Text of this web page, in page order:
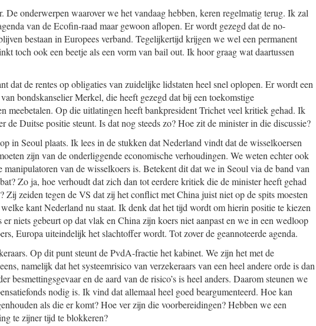
De onderwerpen waarover we het vandaag hebben, keren regelmatig terug. Ik zal
van de Ecofin-raad maar gewoon aflopen. Er wordt gezegd dat de no-
bestaan in Europees verband. Tegelijkertijd krijgen we wel een permanent
toch ook een beetje als een vorm van bail out. Ik hoor graag wat daartussen
dat de rentes op obligaties van zuidelijke lidstaten heel snel oplopen. Er wordt een
bondskanselier Merkel, die heeft gezegd dat bij een toekomstige
meebetalen. Op die uitlatingen heeft bankpresident Trichet veel kritiek gehad. Ik
de Duitse positie steunt. Is dat nog steeds zo? Hoe zit de minister in die discussie?
in Seoul plaats. Ik lees in de stukken dat Nederland vindt dat de wisselkoersen
zijn van de onderliggende economische verhoudingen. We weten echter ook
manipulatoren van de wisselkoers is. Betekent dit dat we in Seoul via de band van
Zo ja, hoe verhoudt dat zich dan tot eerdere kritiek die de minister heeft gehad
Zij zeiden tegen de VS dat zij het conflict met China juist niet op de spits moesten
kant Nederland nu staat. Ik denk dat het tijd wordt om hierin positie te kiezen
er niets gebeurt op dat vlak en China zijn koers niet aanpast en we in een wedloop
Europa uiteindelijk het slachtoffer wordt. Tot zover de geannoteerde agenda.
Op dit punt steunt de PvdA-fractie het kabinet. We zijn het met de
namelijk dat het systeemrisico van verzekeraars van een heel andere orde is dan
besmettingsgevaar en de aard van de risico’s is heel anders. Daarom steunen we
nodig is. Ik vind dat allemaal heel goed beargumenteerd. Hoe kan
als die er komt? Hoe ver zijn die voorbereidingen? Hebben we een
te zijner tijd te blokkeren?